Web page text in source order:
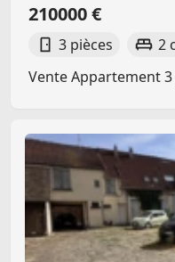
210000 €
3 pièces 2
Vente Appartement 3